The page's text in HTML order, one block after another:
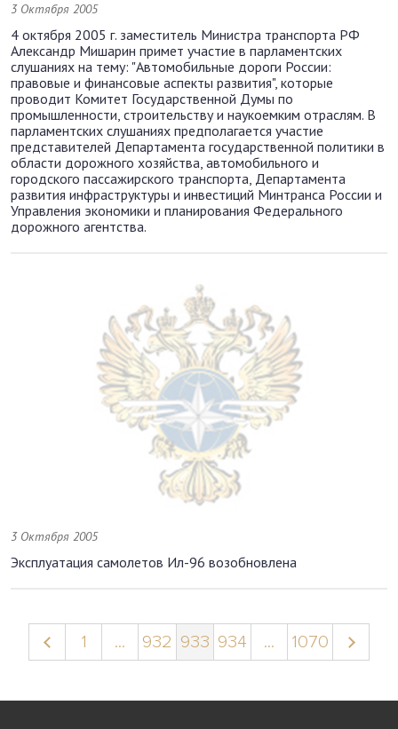
3 Октября 2005
4 октября 2005 г. заместитель Министра транспорта РФ
Александр Мишарин примет участие в парламентских
слушаниях на тему: "Автомобильные дороги России:
правовые и финансовые аспекты развития", которые
проводит Комитет Государственной Думы по
промышленности, строительству и наукоемким отраслям. В
парламентских слушаниях предполагается участие
представителей Департамента государственной политики в
области дорожного хозяйства, автомобильного и
городского пассажирского транспорта, Департамента
развития инфраструктуры и инвестиций Минтранса России и
Управления экономики и планирования Федерального
дорожного агентства.
3 Октября 2005
Эксплуатация самолетов Ил-96 возобновлена
1 ... 932 933 934 ... 1070